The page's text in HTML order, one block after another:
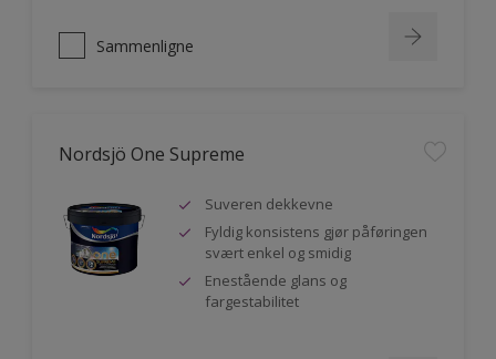
Sammenligne
Nordsjö One Supreme
Suveren dekkevne
Fyldig konsistens gjør påføringen
svært enkel og smidig
Enestående glans og
fargestabilitet